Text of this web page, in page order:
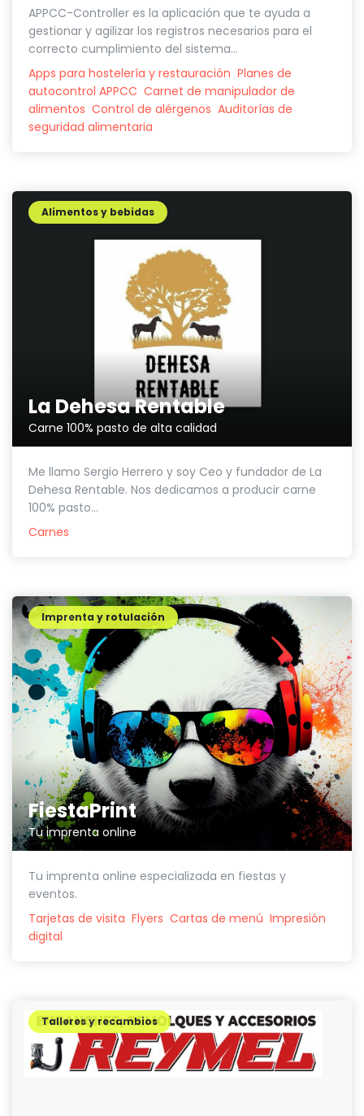
APPCC-Controller es la aplicación que te ayuda a
gestionar y agilizar los registros necesarios para el
correcto cumplimiento del sistema...
Apps para hostelería y restauración Planes de
autocontrol APPCC Carnet de manipulador de
alimentos Control de alérgenos Auditorías de
seguridad alimentaria
La Dehesa Rentable
Carne 100% pasto de alta calidad
Alimentos y bebidas
Me llamo Sergio Herrero y soy Ceo y fundador de La
Dehesa Rentable. Nos dedicamos a producir carne
100% pasto...
Carnes
FiestaPrint
Tu imprenta online
Imprenta y rotulación
Tu imprenta online especializada en fiestas y
eventos.
Tarjetas de visita Flyers Cartas de menú Impresión
digital
Talleres y recambios